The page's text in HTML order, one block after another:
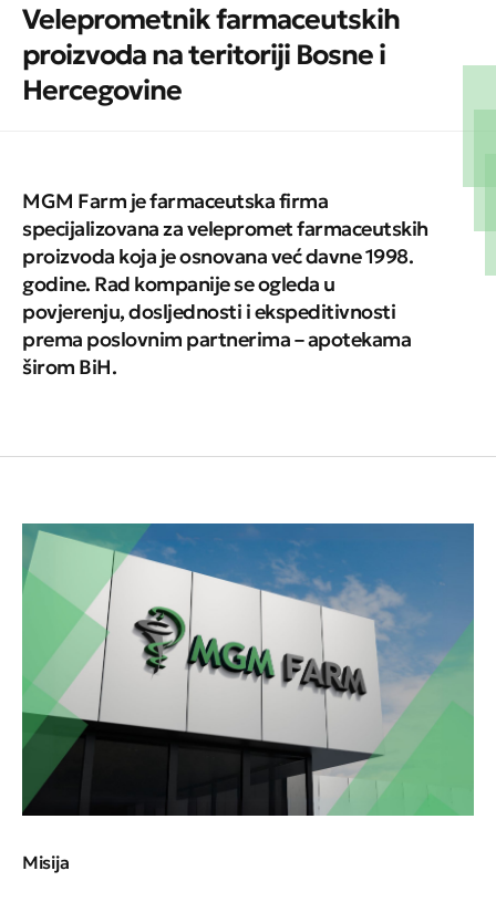
Veleprometnik farmaceutskih
proizvoda na teritoriji Bosne i
Hercegovine
MGM Farm je farmaceutska firma
specijalizovana za velepromet farmaceutskih
proizvoda koja je osnovana već davne 1998.
godine. Rad kompanije se ogleda u
povjerenju, dosljednosti i ekspeditivnosti
prema poslovnim partnerima – apotekama
širom BiH.
Misija